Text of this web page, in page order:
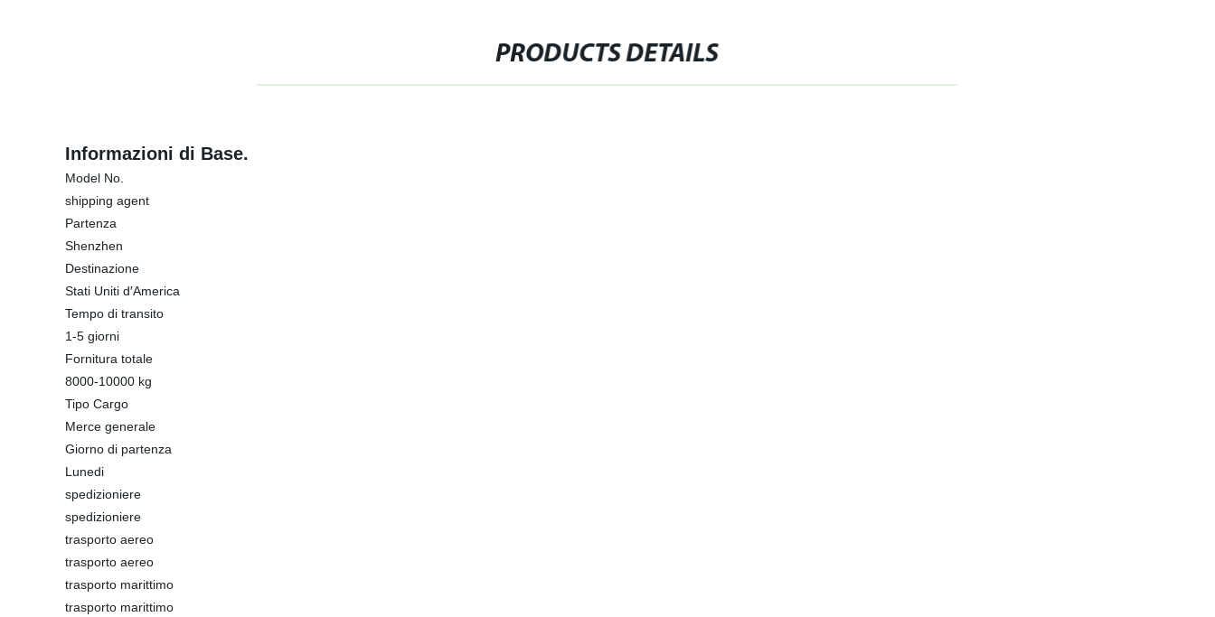
PRODUCTS DETAILS
Informazioni di Base.
Model No.
shipping agent
Partenza
Shenzhen
Destinazione
Stati Uniti d′America
Tempo di transito
1-5 giorni
Fornitura totale
8000-10000 kg
Tipo Cargo
Merce generale
Giorno di partenza
Lunedi
spedizioniere
spedizioniere
trasporto aereo
trasporto aereo
trasporto marittimo
trasporto marittimo